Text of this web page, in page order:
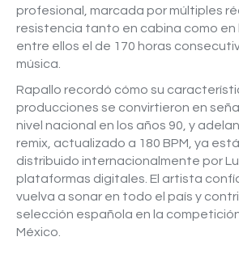
profesional, marcada por múltiples
resistencia tanto en cabina como en
entre ellos el de 170 horas
música.
Rapallo recordó cómo su
producciones se convirtieron en
nivel nacional en los años 90, y
remix, actualizado a 180 BPM, ya
distribuido internacionalmente por
plataformas digitales. El artista
vuelva a sonar en todo el país y
selección española en la
México.